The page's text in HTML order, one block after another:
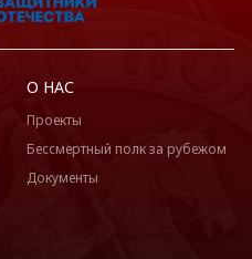
О НАС
Проекты
Бессмертный полк за рубежом
Документы